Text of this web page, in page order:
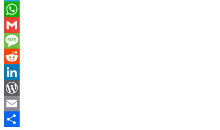
Telegram
WhatsApp
Gmail
Message
Reddit
LinkedIn
WordPress
Email